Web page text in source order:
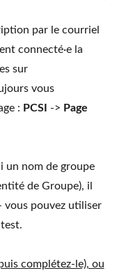
par le courriel
connecté·e la
sur
vous
: PCSI -> Page
un nom de groupe
de Groupe), il
vous pouvez utiliser
complétez-le), ou